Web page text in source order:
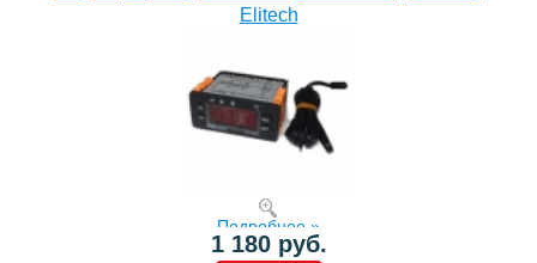
Elitech
Подробнее »
1 180 руб.